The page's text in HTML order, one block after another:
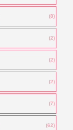
(8)
(2)
(2)
(2)
(7)
(62)